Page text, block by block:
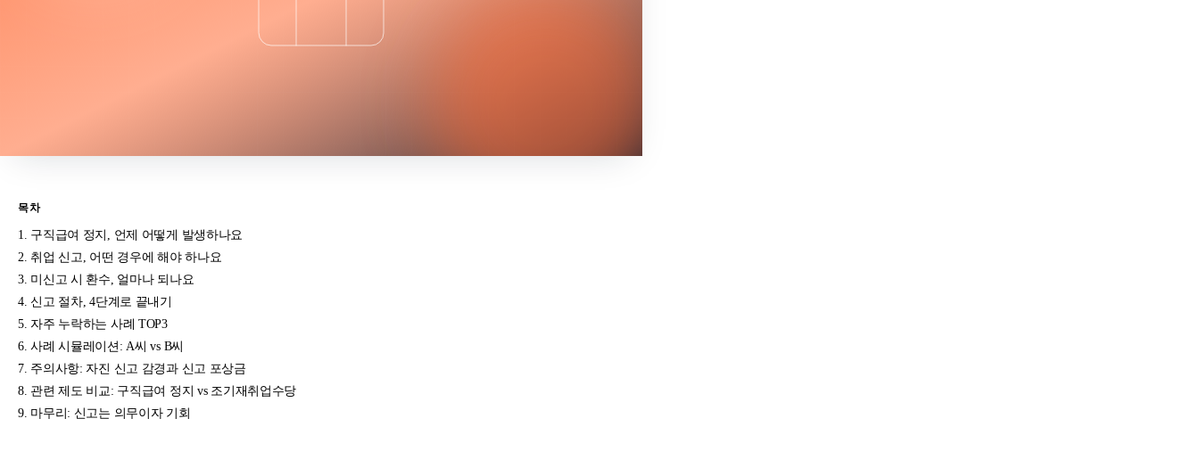
목차
구직급여 정지, 언제 어떻게 발생하나요
취업 신고, 어떤 경우에 해야 하나요
미신고 시 환수, 얼마나 되나요
신고 절차, 4단계로 끝내기
자주 누락하는 사례 TOP3
사례 시뮬레이션: A씨 vs B씨
주의사항: 자진 신고 감경과 신고 포상금
관련 제도 비교: 구직급여 정지 vs 조기재취업수당
마무리: 신고는 의무이자 기회